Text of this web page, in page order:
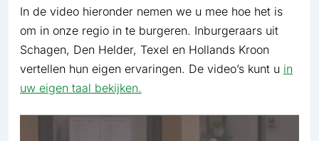
In de video hieronder nemen we u mee hoe het is
om in onze regio in te burgeren. Inburgeraars uit
Schagen, Den Helder, Texel en Hollands Kroon
vertellen hun eigen ervaringen. De video’s kunt u in
uw eigen taal bekijken.